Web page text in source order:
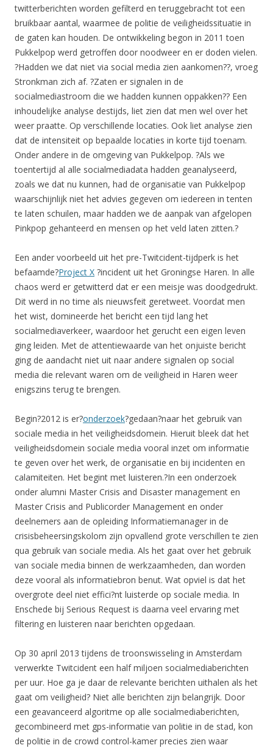
twitterberichten worden gefilterd en teruggebracht tot een
bruikbaar aantal, waarmee de politie de veiligheidssituatie in
de gaten kan houden. De ontwikkeling begon in 2011 toen
Pukkelpop werd getroffen door noodweer en er doden vielen.
?Hadden we dat niet via social media zien aankomen??, vroeg
Stronkman zich af. ?Zaten er signalen in de
socialmediastroom die we hadden kunnen oppakken?? Een
inhoudelijke analyse destijds, liet zien dat men wel over het
weer praatte. Op verschillende locaties. Ook liet analyse zien
dat de intensiteit op bepaalde locaties in korte tijd toenam.
Onder andere in de omgeving van Pukkelpop. ?Als we
toentertijd al alle socialmediadata hadden geanalyseerd,
zoals we dat nu kunnen, had de organisatie van Pukkelpop
waarschijnlijk niet het advies gegeven om iedereen in tenten
te laten schuilen, maar hadden we de aanpak van afgelopen
Pinkpop gehanteerd en mensen op het veld laten zitten.?
Een ander voorbeeld uit het pre-Twitcident-tijdperk is het
befaamde?Project X ?incident uit het Groningse Haren. In alle
chaos werd er getwitterd dat er een meisje was doodgedrukt.
Dit werd in no time als nieuwsfeit geretweet. Voordat men
het wist, domineerde het bericht een tijd lang het
socialmediaverkeer, waardoor het gerucht een eigen leven
ging leiden. Met de attentiewaarde van het onjuiste bericht
ging de aandacht niet uit naar andere signalen op social
media die relevant waren om de veiligheid in Haren weer
enigszins terug te brengen.
Begin?2012 is er?onderzoek?gedaan?naar het gebruik van
sociale media in het veiligheidsdomein. Hieruit bleek dat het
veiligheidsdomein sociale media vooral inzet om informatie
te geven over het werk, de organisatie en bij incidenten en
calamiteiten. Het begint met luisteren.?In een onderzoek
onder alumni Master Crisis and Disaster management en
Master Crisis and Publicorder Management en onder
deelnemers aan de opleiding Informatiemanager in de
crisisbeheersingskolom zijn opvallend grote verschillen te zien
qua gebruik van sociale media. Als het gaat over het gebruik
van sociale media binnen de werkzaamheden, dan worden
deze vooral als informatiebron benut. Wat opviel is dat het
overgrote deel niet effici?nt luisterde op sociale media. In
Enschede bij Serious Request is daarna veel ervaring met
filtering en luisteren naar berichten opgedaan.
Op 30 april 2013 tijdens de troonswisseling in Amsterdam
verwerkte Twitcident een half miljoen socialmediaberichten
per uur. Hoe ga je daar de relevante berichten uithalen als het
gaat om veiligheid? Niet alle berichten zijn belangrijk. Door
een geavanceerd algoritme op alle socialmediaberichten,
gecombineerd met gps-informatie van politie in de stad, kon
de politie in de crowd control-kamer precies zien waar